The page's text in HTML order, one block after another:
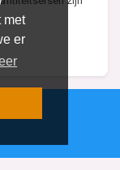
met
er